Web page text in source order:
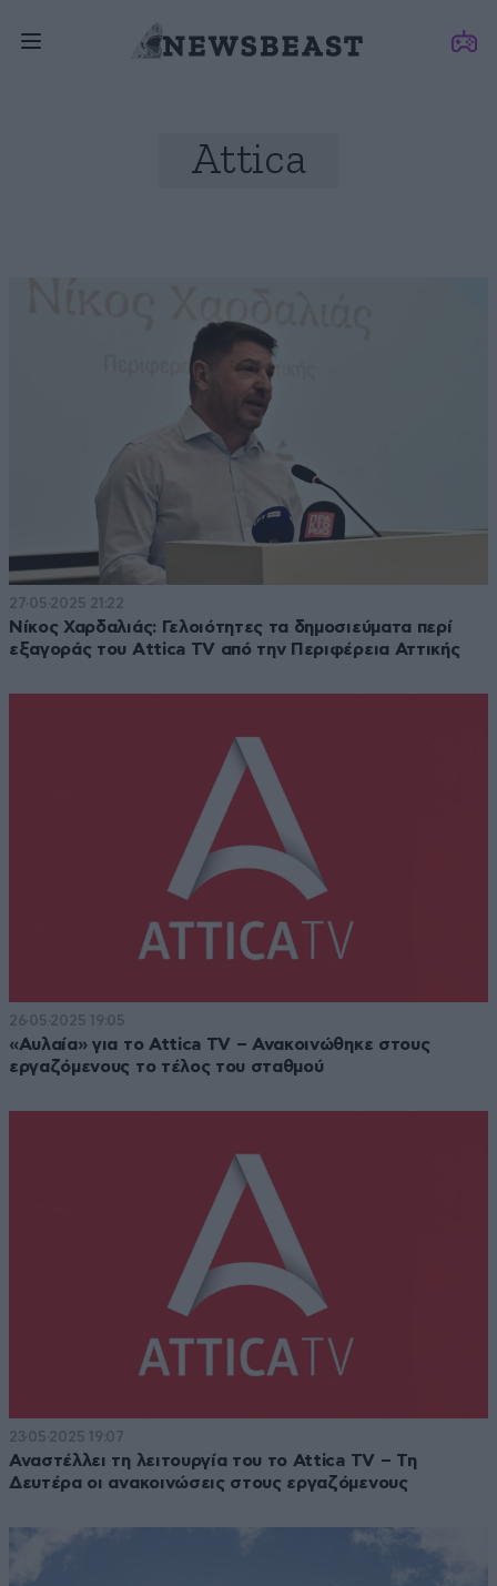
Attica
27·05·2025 21:22
Νίκος Χαρδαλιάς: Γελοιότητες τα δημοσιεύματα περί
εξαγοράς του Αttica TV από την Περιφέρεια Αττικής
26·05·2025 19:05
«Αυλαία» για το Attica TV – Ανακοινώθηκε στους
εργαζόμενους το τέλος του σταθμού
23·05·2025 19:07
Αναστέλλει τη λειτουργία του το Attica TV – Τη
Δευτέρα οι ανακοινώσεις στους εργαζόμενους